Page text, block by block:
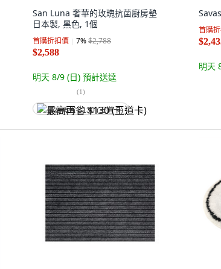
San Luna 奢華的玫瑰抗菌廚房墊
日本製, 黑色, 1個
首購折扣價 7%$2,788
$2,588
明天 8/9 (日) 預計送達
(1)
最高再省 $130 (王道卡)
首購
明天